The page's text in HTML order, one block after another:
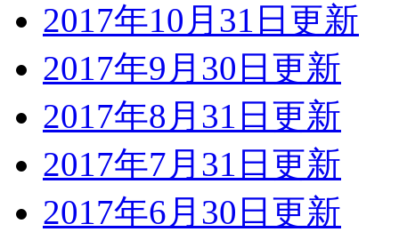
2017年10月31日更新
2017年9月30日更新
2017年8月31日更新
2017年7月31日更新
2017年6月30日更新